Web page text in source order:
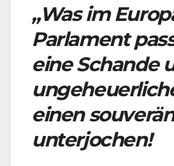
„Was im
Parlament
eine Schande
einen
unterjochen!